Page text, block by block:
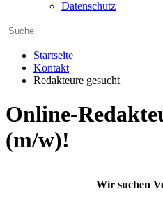
Datenschutz
Startseite
Kontakt
Redakteure gesucht
Online-
(m/w)!
Wir suchen